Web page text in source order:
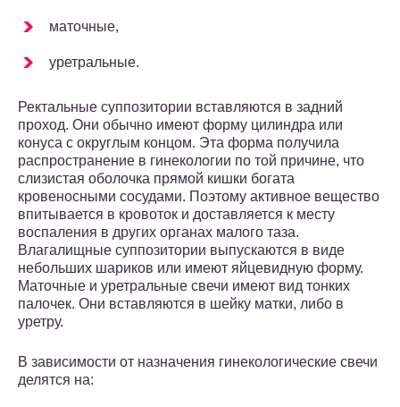
маточные,
уретральные.
Ректальные суппозитории вставляются в задний
проход. Они обычно имеют форму цилиндра или
конуса с округлым концом. Эта форма получила
распространение в гинекологии по той причине, что
слизистая оболочка прямой кишки богата
кровеносными сосудами. Поэтому активное вещество
впитывается в кровоток и доставляется к месту
воспаления в других органах малого таза.
Влагалищные суппозитории выпускаются в виде
небольших шариков или имеют яйцевидную форму.
Маточные и уретральные свечи имеют вид тонких
палочек. Они вставляются в шейку матки, либо в
уретру.
В зависимости от назначения гинекологические свечи
делятся на: